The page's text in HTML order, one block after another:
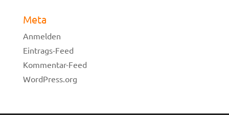
Meta
Anmelden
Eintrags-Feed
Kommentar-Feed
WordPress.org